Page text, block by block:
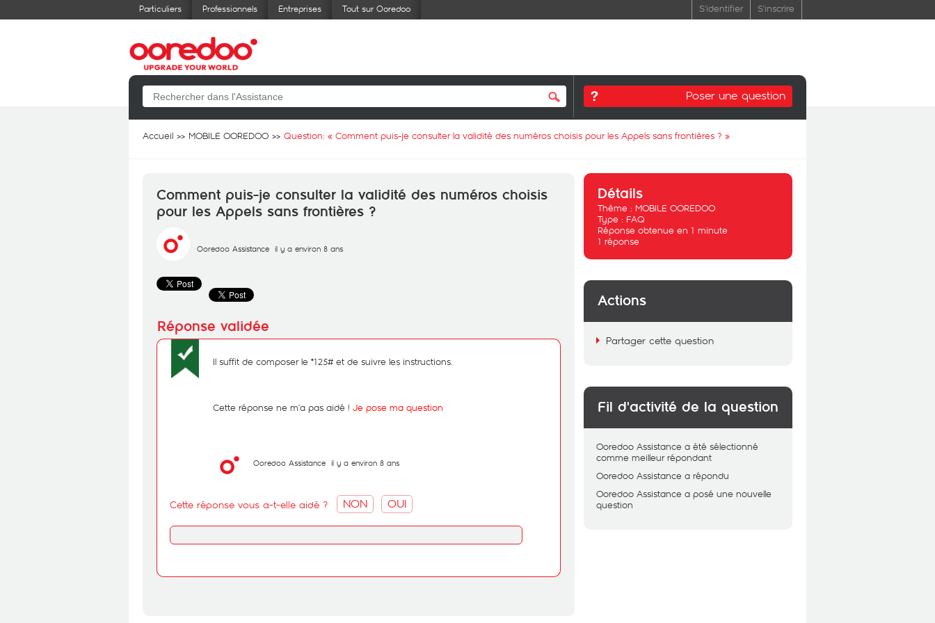
Particuliers Professionnels Entreprises Tout sur Ooredoo S'identifier S'inscrire
Poser une question
Accueil MOBILE OOREDOO Question: « Comment puis-je consulter la validité des numéros choisis pour les Appels sans frontières ? »
Comment puis-je consulter la validité des numéros choisis
pour les Appels sans frontières ?
Ooredoo Assistance il y a environ 8 ans
Il suffit de composer le *125# et de suivre les instructions.
Cette réponse ne m’a pas aidé ! Je pose ma question
Ooredoo Assistance il y a environ 8 ans
Cette réponse vous a-t-elle aidé ? NON OUI
Détails
Thème : MOBILE OOREDOO
Type : FAQ
Réponse obtenue en 1 minute
1 réponse
Actions
Partager cette question
Fil d'activité de la question
Ooredoo Assistance a été sélectionné
comme meilleur répondant
Ooredoo Assistance a répondu
Ooredoo Assistance a posé une nouvelle
question